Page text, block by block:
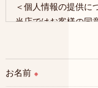
＜個人情報の提供に
当店ではお客様の同
＜個人情報の委託に
お名前 ※